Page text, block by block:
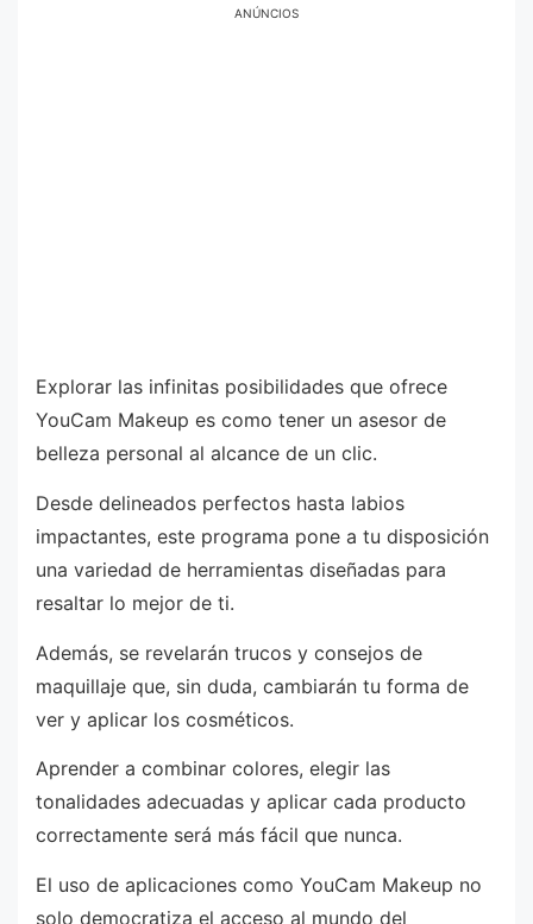
ANÚNCIOS
Explorar las infinitas posibilidades que ofrece
YouCam Makeup es como tener un asesor de
belleza personal al alcance de un clic.
Desde delineados perfectos hasta labios
impactantes, este programa pone a tu disposición
una variedad de herramientas diseñadas para
resaltar lo mejor de ti.
Además, se revelarán trucos y consejos de
maquillaje que, sin duda, cambiarán tu forma de
ver y aplicar los cosméticos.
Aprender a combinar colores, elegir las
tonalidades adecuadas y aplicar cada producto
correctamente será más fácil que nunca.
El uso de aplicaciones como YouCam Makeup no
solo democratiza el acceso al mundo del